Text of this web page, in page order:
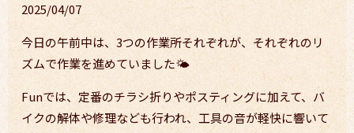
2025/04/07
今日の午前中は、3つの作業所それぞれが、それぞれのリ
ズムで作業を進めていました🌤️
Funでは、定番のチラシ折りやポスティングに加えて、バ
イクの解体や修理なども行われ、工具の音が軽快に響いて